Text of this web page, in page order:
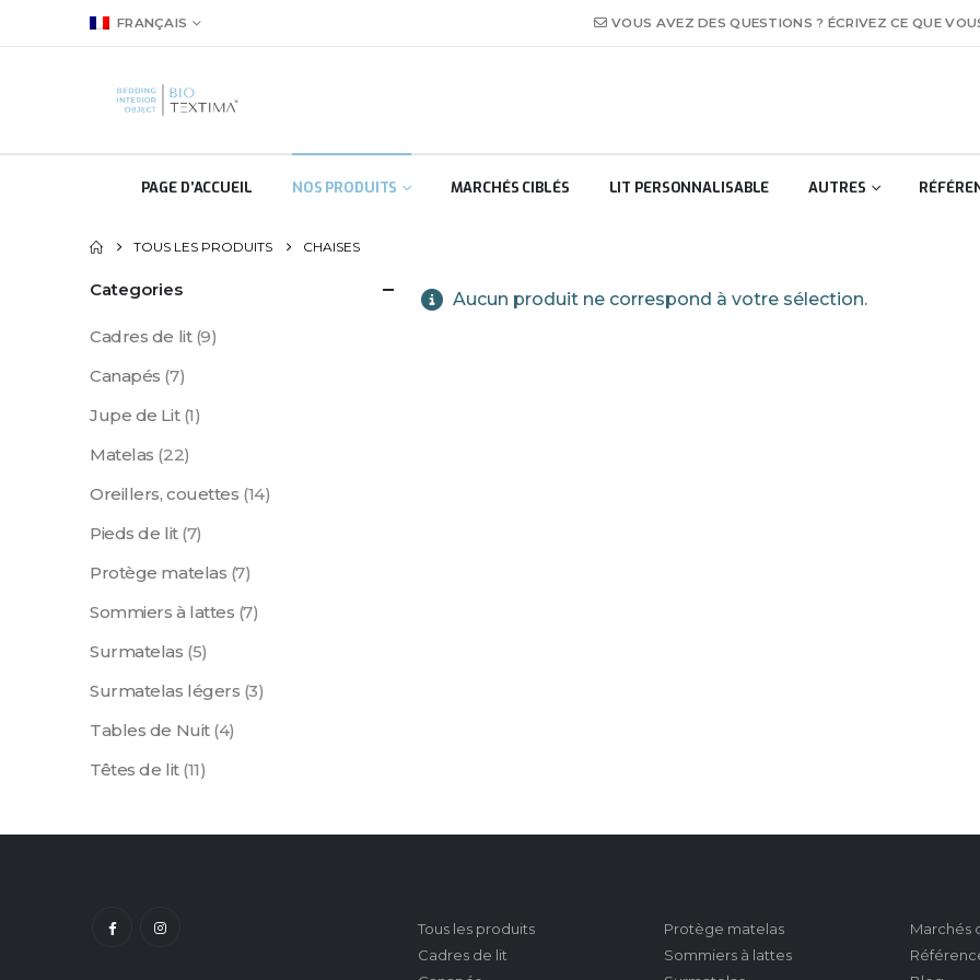
FRANÇAIS VOUS AVEZ DES QUESTIONS ? ÉCRIVEZ CE QUE
PAGE D’ACCUEIL NOS PRODUITS MARCHÉS CIBLÉS LIT PERSONNALISABLE AUTRES
TOUS LES PRODUITS CHAISES
Aucun produit ne correspond à votre sélection.
Categories
Cadres de lit (9)
Canapés (7)
Jupe de Lit (1)
Matelas (22)
Oreillers, couettes (14)
Pieds de lit (7)
Protège matelas (7)
Sommiers à lattes (7)
Surmatelas (5)
Surmatelas légers (3)
Tables de Nuit (4)
Têtes de lit (11)
Tous les produits
Cadres de lit
Protège matelas
Sommiers à lattes
Marchés